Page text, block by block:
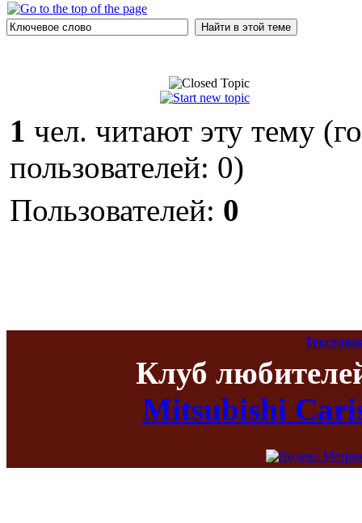
1 чел. читают эту тему
пользователей: 0)
Пользователей: 0
Клуб
Mitsubishi